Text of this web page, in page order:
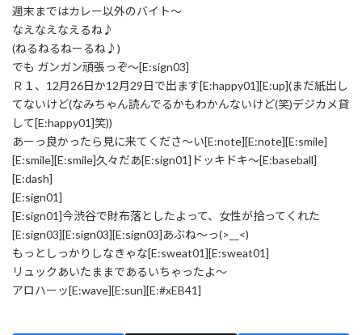
週末まではカレー以外のバイト～
なえなえなえるね♪
(ねるねるねーるね♪)
でも ガンガン頑張っぞ～[E:sign03]
Ｒ１、12月26日か12月29日で出ます[E:happy01][E:up](まだ紙出し
てないけど(なみちゃん読んでるかもわかんないけど(笑)デジカメ貸
して[E:happy01]笑))
あーっ良かったら見に来てくださ～い[E:note][E:note][E:smile]
[E:smile][E:smile]久々だあ[E:sign01]ドッキドキ～[E:baseball]
[E:dash]
[E:sign01]
[E:sign01]今渋谷で財布落としたよって、女性が拾ってくれた
[E:sign03][E:sign03][E:sign03]あぶね～っ(>__<)
もっとしっかりしなきゃな[E:sweat01][E:sweat01]
リュックあいたままであるいちゃったよ～
アロハーッ[E:wave][E:sun][E:#xEB41]